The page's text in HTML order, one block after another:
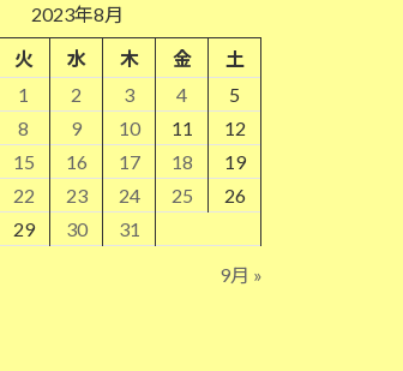
2023年8月
火 水 木 金
土
1
2 3 4
5
8 9 10 11
12
15 16 17 18
19
22 23 24 25
26
29 30 31
9月 »